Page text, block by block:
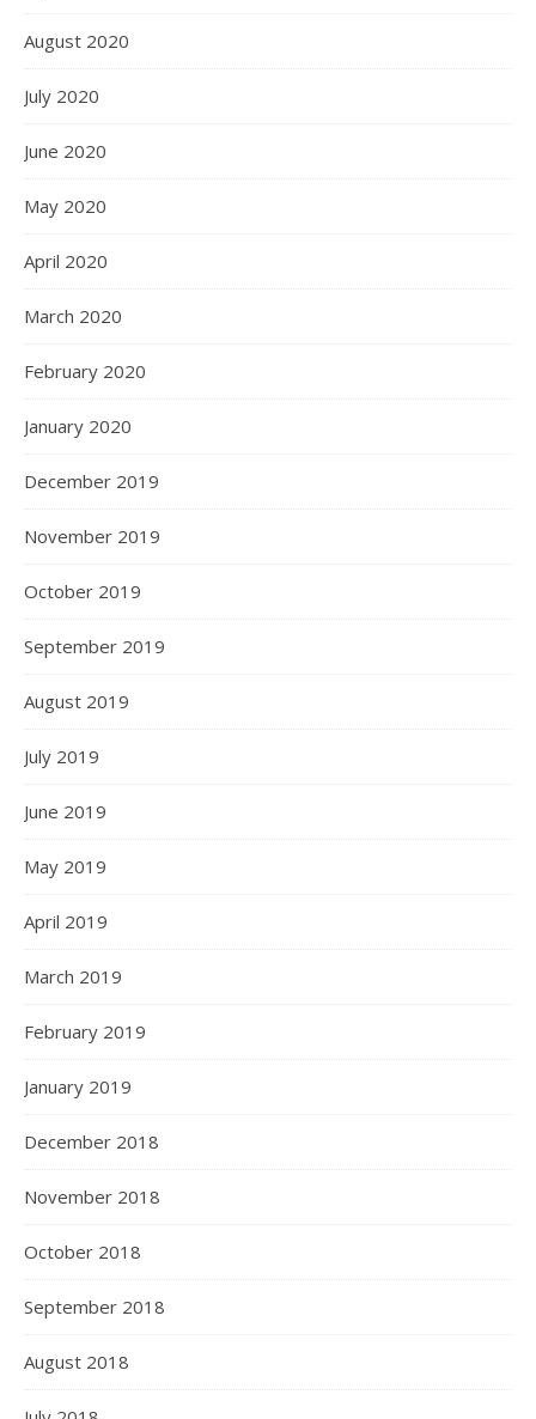
August 2020
July 2020
June 2020
May 2020
April 2020
March 2020
February 2020
January 2020
December 2019
November 2019
October 2019
September 2019
August 2019
July 2019
June 2019
May 2019
April 2019
March 2019
February 2019
January 2019
December 2018
November 2018
October 2018
September 2018
August 2018